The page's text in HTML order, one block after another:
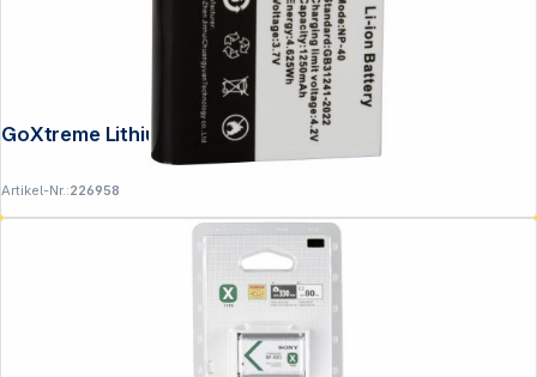
GoXtreme Lithium-Ionen Akku f.VX7230
Artikel-Nr.:226958